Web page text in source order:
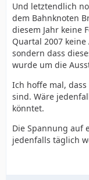
Und letztendlich
dem Bahnknoten
diesem Jahr keine
Quartal 2007
sondern dass
wurde um die
Ich hoffe mal,
sind. Wäre
könntet.
Die Spannung auf
jedenfalls täglich